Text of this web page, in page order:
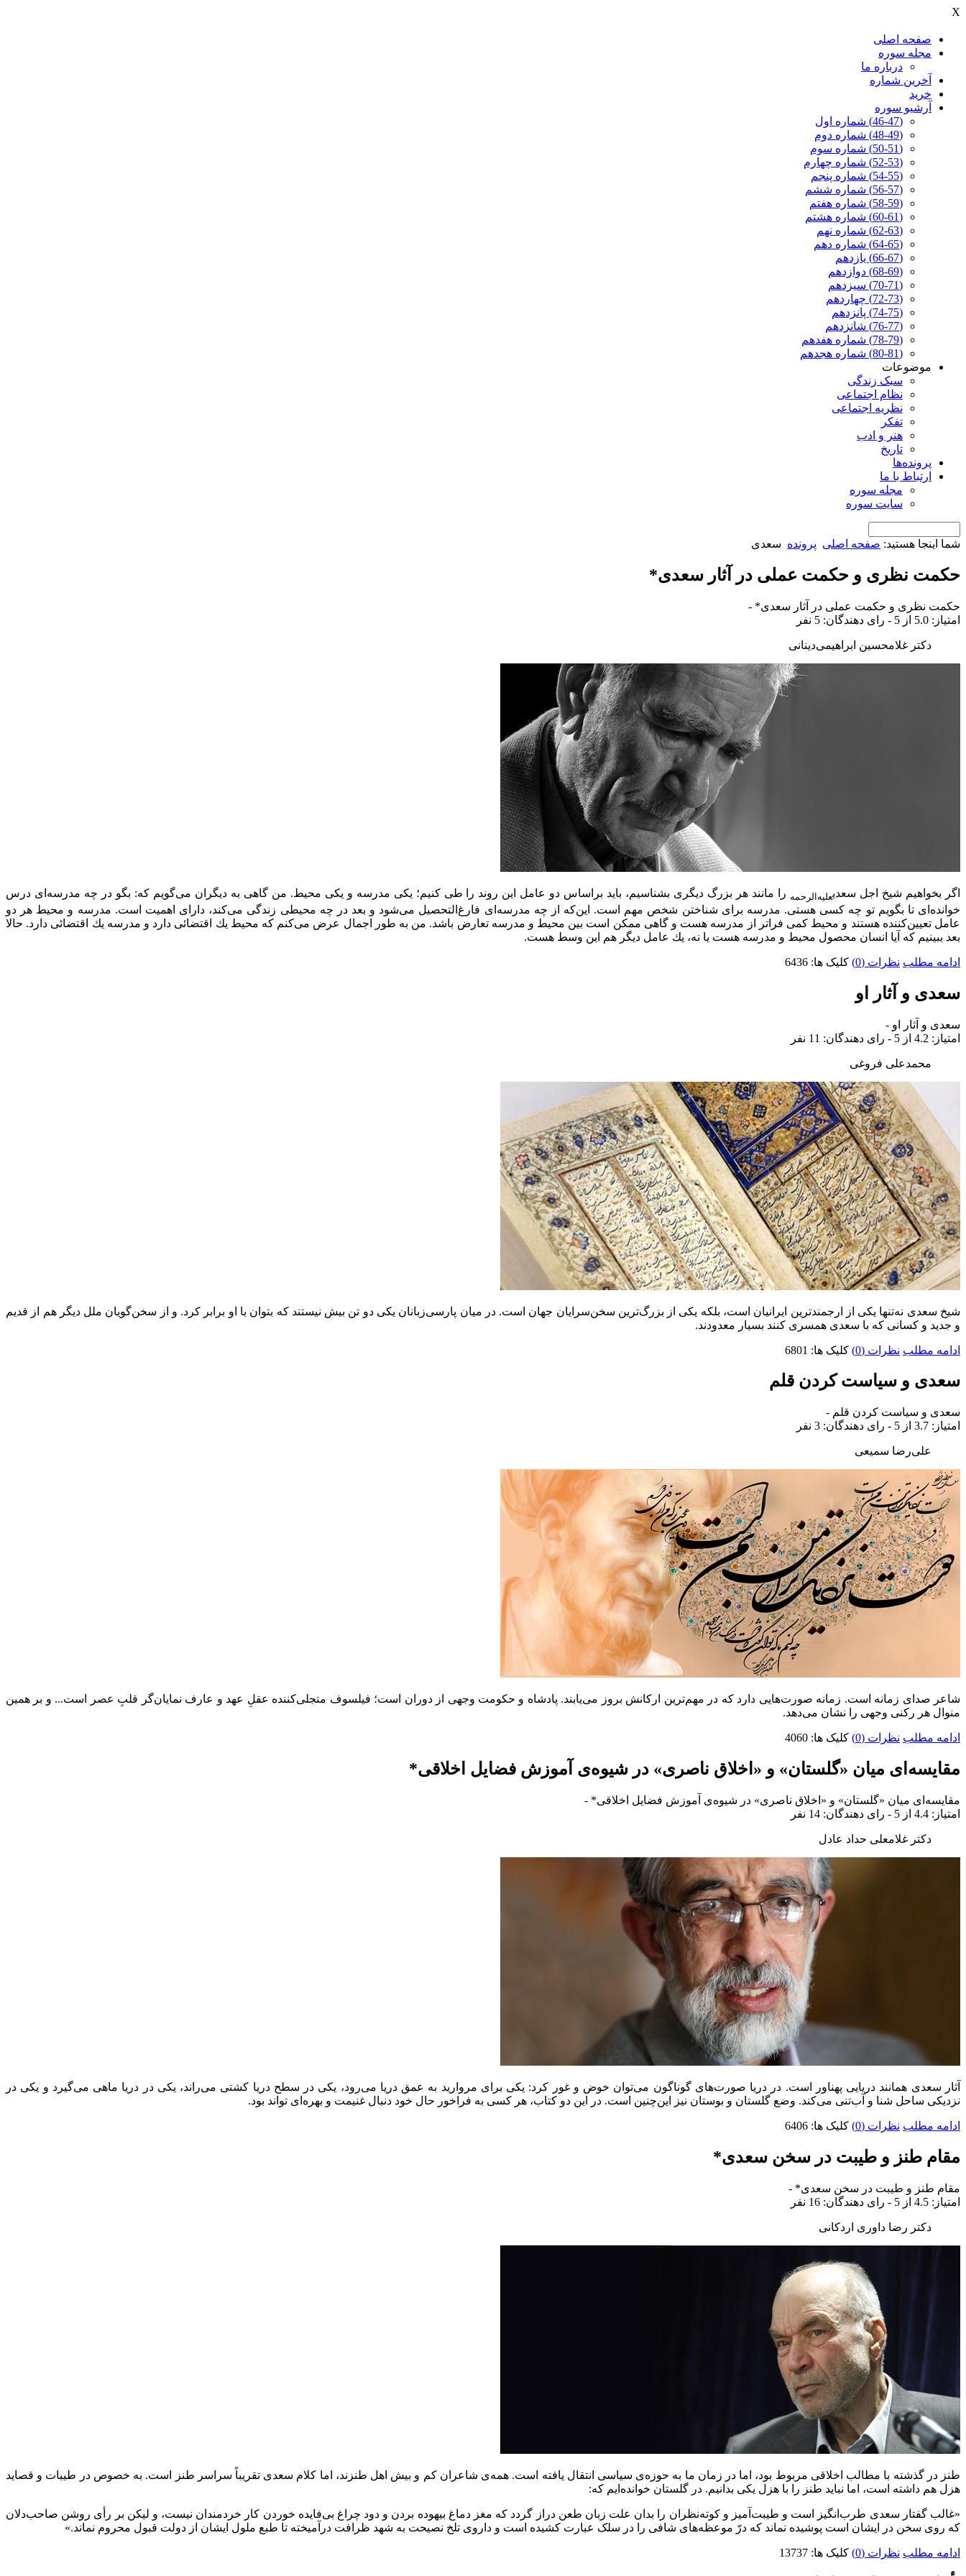
X
صفحه اصلی
مجله سوره
درباره ما
آخرين شماره
خرید
آرشیو سوره
(46-47) شماره اول
(48-49) شماره دوم
(50-51) شماره سوم
(52-53) شماره چهارم
(54-55) شماره پنجم
(56-57) شماره ششم
(58-59) شماره هفتم
(60-61) شماره هشتم
(62-63) شماره نهم
(64-65) شماره دهم
(66-67) یازدهم
(68-69) دوازدهم
(70-71) سیزدهم
(72-73) چهاردهم
(74-75) پانزدهم
(76-77) شانزدهم
(78-79) شماره هفدهم
(80-81) شماره هجدهم
موضوعات
سبک زندگی
نظام اجتماعی
نظریه اجتماعی
تفکر
هنر و ادب
تاریخ
پرونده‌ها
ارتباط با ما
مجله سوره
سایت سوره
شما اینجا هستید: صفحه اصلی پرونده سعدی
حكمت نظری و حكمت عملی در آثار سعدی*
حكمت نظری و حكمت عملی در آثار سعدی* -
امتياز: 5.0 از 5 - رای دهندگان: 5 نفر
دكتر غلامحسین ابراهیمی‌دینانی
اگر بخواهیم شیخ اجل سعدیعلیه‌الرحمه را مانند هر بزرگ دیگری بشناسیم، باید براساس دو عامل این روند را طی كنیم؛ یكی مدرسه و یكی محیط. من گاهی به دیگران می‌گویم كه: بگو در چه مدرسه‌ای درس
خوانده‌ای تا بگویم تو چه كسی هستی. مدرسه برای شناختن شخص مهم است. این‌كه از چه مدرسه‌ای فارغ‌التحصیل می‌شود و بعد در چه محیطی زندگی می‌كند، دارای اهمیت است. مدرسه و محیط هر دو
عامل تعیین‌كننده هستند و محیط كمی فراتر از مدرسه هست و گاهی ممكن است بین محیط و مدرسه تعارض باشد. من به طور اجمال عرض می‌كنم كه محیط یك اقتضائی دارد و مدرسه یك اقتضائی دارد. حالا
بعد ببینیم كه آیا انسان محصول محیط و مدرسه هست یا نه، یك عامل دیگر هم این وسط هست.
ادامه مطلب نظرات (0) کلیک ها: 6436
سعدی و آثار او
سعدی و آثار او -
امتياز: 4.2 از 5 - رای دهندگان: 11 نفر
محمدعلی فروغی
شیخ سعدی نه‌تنها یکی از ارجمندترین ایرانیان است، بلکه یکی از بزر‌گ‌ترین سخن‌سرایان جهان است. در میان پارسی‌زبانان یکی دو تن بیش نیستند که بتوان با او برابر کرد. و از سخن‌گویان ملل دیگر هم از قدیم
و جدید و کسانی که با سعدی همسری کنند بسیار معدودند.
ادامه مطلب نظرات (0) کلیک ها: 6801
سعدی و سیاست کردن قلم
سعدی و سیاست کردن قلم -
امتياز: 3.7 از 5 - رای دهندگان: 3 نفر
علی‌رضا سمیعی
شاعر صدای زمانه است. زمانه صورت‌هایی دارد که در مهم‌ترین ارکانش بروز می‌یابند. پادشاه و حکومت وجهی از دوران است؛ فیلسوف متجلی‌کننده عقلِ عهد و عارف نمایان‌گر قلبِ عصر است... و بر همین
منوال هر رکنی وجهی را نشان می‌دهد.
ادامه مطلب نظرات (0) کلیک ها: 4060
مقایسه‌ای میان «گلستان» و «اخلاق ناصری» در شیوه‌ی آموزش فضایل اخلاقی*
مقایسه‌ای میان «گلستان» و «اخلاق ناصری» در شیوه‌ی آموزش فضایل اخلاقی* -
امتياز: 4.4 از 5 - رای دهندگان: 14 نفر
دکتر غلامعلی حداد عادل
آثار سعدی همانند دریایی پهناور است. در دریا صورت‌های گوناگون می‌توان خوض و غور کرد: یکی برای مروارید به عمق دریا می‌رود، یکی در سطح دریا کشتی می‌راند، یکی در دریا ماهی می‌گیرد و یکی در
نزدیکی ساحل شنا و آب‌تنی می‌کند. وضع گلستان و بوستان نیز این‌چنین است. در این دو کتاب، هر کسی به فراخور حال خود دنبال غنیمت و بهره‌ای تواند بود.
ادامه مطلب نظرات (0) کلیک ها: 6406
مقام طنز و طیبت در سخن سعدی*
مقام طنز و طیبت در سخن سعدی* -
امتياز: 4.5 از 5 - رای دهندگان: 16 نفر
دکتر رضا داوری اردکانی
طنز در گذشته با مطالب اخلاقی مربوط بود، اما در زمان ما به حوزه‌ی سیاسی انتقال یافته است. همه‌ی‌ شاعران کم و بیش اهل طنزند، اما کلام سعدی تقریباً سراسر طنز است. به خصوص در طیبات و قصاید
هزل هم داشته است، اما نباید طنز را با هزل یکی بدانیم. در گلستان خوانده‌ایم که:
«غالب گفتار سعدی طرب‌انگیز است و طیبت‌آمیز و کوته‌نظران را بدان علت زبان طعن دراز گردد که مغز دماغ بیهوده بردن و دود چراغ بی‌فایده خوردن کار خردمندان نیست، و لیکن بر رأی روشن صاحب‌دلان
که روی سخن در ایشان است پوشیده نماند که درّ موعظه‌های شافی را در سلک عبارت کشیده است و داروی تلخ نصیحت به شهد ظرافت درآمیخته تا طبع ملول ایشان از دولت قبول محروم نماند.»
ادامه مطلب نظرات (0) کلیک ها: 13737